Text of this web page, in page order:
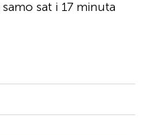
sat i 17 minuta